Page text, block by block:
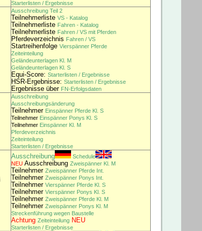
Starterlisten / Ergebnisse
Ausschreibung Teil 2
Teilnehmerliste VS - Katalog
Teilnehmerliste Fahren - Katalog
Teilnehmerliste Fahren / VS mit Pferden
Pferdeverzeichnis Fahren / VS
Startreihenfolge Vierspänner Pferde
Zeiteinteilung
Geländeunterlagen Kl. M
Geländeunterlagen Kl. S
Equi-Score: Starterlisten / Ergebnisse
HSR-Ergebnisse: Starterlisten / Ergebnisse
Ergebnisse über FN-Erfolgsdaten
Ausschreibung
Ausschreibungsänderung
Teilnehmer Einspänner Pferde Kl. S
Teilnehmer Einspänner Ponys Kl. S
Teilnehmer Einspänner Kl. M
Pferdeverzeichnis
Zeiteinteilung
Starterlisten / Ergebnisse
Ausschreibung
Schedule
NEU Ausschreibung Zweispänner Kl. M
Teilnehmer Zweispänner Pferde Int.
Teilnehmer Zweispänner Ponys Int.
Teilnehmer Vierspänner Pferde Kl. S
Teilnehmer Vierspänner Ponys Kl. S
Teilnehmer Zweispänner Pferde Kl. M
Teilnehmer Zweispänner Ponys Kl. M
Streckenführung wegen Baustelle
Achtung Zeiteinteilung NEU
Starterlisten / Ergebnisse